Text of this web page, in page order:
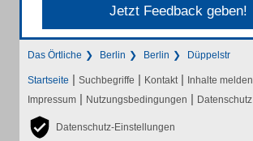
Jetzt Feedback geben!
Das Örtliche Berlin Berlin Düppelstr
Startseite | Suchbegriffe | Kontakt | Inhalte melden
Impressum | Nutzungsbedingungen | Datenschutz
Datenschutz-Einstellungen